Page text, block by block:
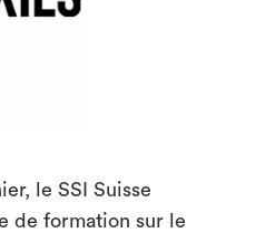
le SSI Suisse
de formation sur le